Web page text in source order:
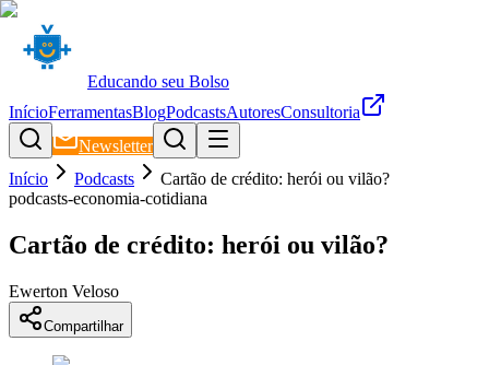
Educando seu Bolso
InícioFerramentasBlogPodcastsAutoresConsultoria
Newsletter
Início
Podcasts
Cartão de crédito: herói ou vilão?
podcasts-economia-cotidiana
Cartão de crédito: herói ou vilão?
Ewerton Veloso
Compartilhar